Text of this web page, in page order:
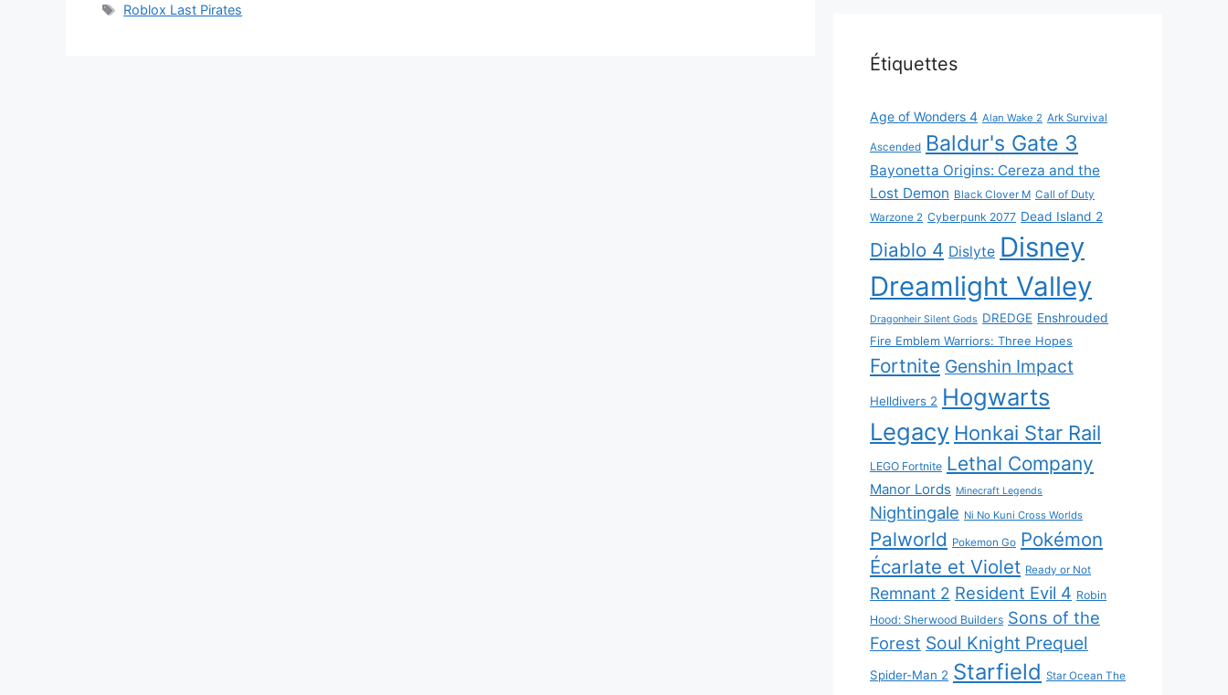
Étiquettes
Roblox Last Pirates
Étiquettes
Age of Wonders 4 Alan Wake 2 Ark Survival
Ascended Baldur's Gate 3
Bayonetta Origins: Cereza and the
Lost Demon Black Clover M Call of Duty
Warzone 2 Cyberpunk 2077 Dead Island 2
Diablo 4 Dislyte Disney
Dreamlight Valley
Dragonheir Silent Gods DREDGE Enshrouded
Fire Emblem Warriors: Three Hopes
Fortnite Genshin Impact
Helldivers 2 Hogwarts
Legacy Honkai Star Rail
LEGO Fortnite Lethal Company
Manor Lords Minecraft Legends
Nightingale Ni No Kuni Cross Worlds
Palworld Pokemon Go Pokémon
Écarlate et Violet Ready or Not
Remnant 2 Resident Evil 4 Robin
Hood: Sherwood Builders Sons of the
Forest Soul Knight Prequel
Spider-Man 2 Starfield Star Ocean The